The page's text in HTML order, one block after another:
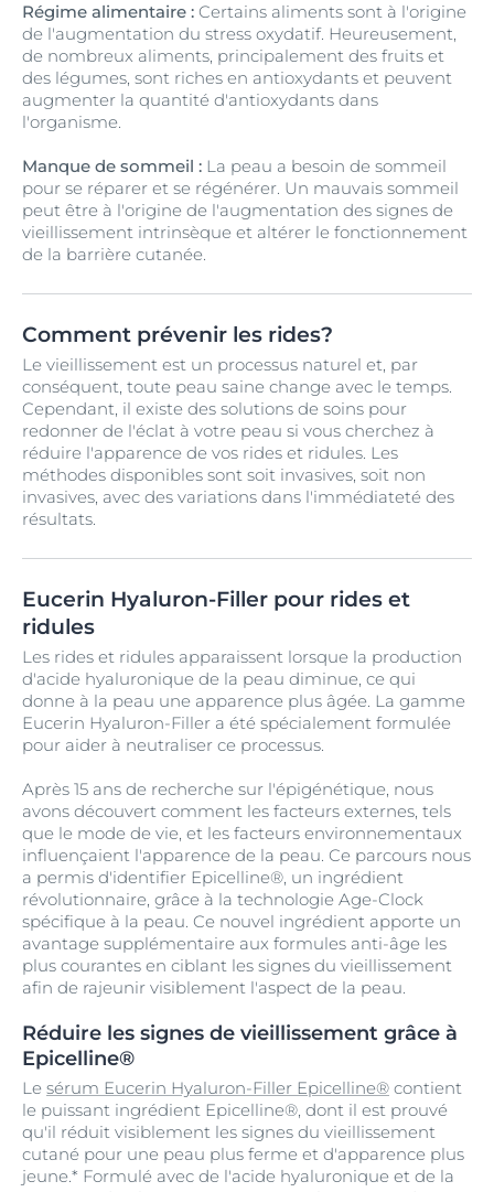
Régime alimentaire : Certains aliments sont à l'origine
de l'augmentation du stress oxydatif. Heureusement,
de nombreux aliments, principalement des fruits et
des légumes, sont riches en antioxydants et peuvent
augmenter la quantité d'antioxydants dans
l'organisme.
Manque de sommeil : La peau a besoin de sommeil
pour se réparer et se régénérer. Un mauvais sommeil
peut être à l'origine de l'augmentation des signes de
vieillissement intrinsèque et altérer le fonctionnement
de la barrière cutanée.
Comment prévenir les rides?
Le vieillissement est un processus naturel et, par
conséquent, toute peau saine change avec le temps.
Cependant, il existe des solutions de soins pour
redonner de l'éclat à votre peau si vous cherchez à
réduire l'apparence de vos rides et ridules. Les
méthodes disponibles sont soit invasives, soit non
invasives, avec des variations dans l'immédiateté des
résultats.
Eucerin Hyaluron-Filler pour rides et
ridules
Les rides et ridules apparaissent lorsque la production
d'acide hyaluronique de la peau diminue, ce qui
donne à la peau une apparence plus âgée. La gamme
Eucerin Hyaluron-Filler a été spécialement formulée
pour aider à neutraliser ce processus.
Après 15 ans de recherche sur l'épigénétique, nous
avons découvert comment les facteurs externes, tels
que le mode de vie, et les facteurs environnementaux
influençaient l'apparence de la peau. Ce parcours nous
a permis d'identifier Epicelline®, un ingrédient
révolutionnaire, grâce à la technologie Age-Clock
spécifique à la peau. Ce nouvel ingrédient apporte un
avantage supplémentaire aux formules anti-âge les
plus courantes en ciblant les signes du vieillissement
afin de rajeunir visiblement l'aspect de la peau.
Réduire les signes de vieillissement grâce à
Epicelline®
Le sérum Eucerin Hyaluron-Filler Epicelline® contient
le puissant ingrédient Epicelline®, dont il est prouvé
qu'il réduit visiblement les signes du vieillissement
cutané pour une peau plus ferme et d'apparence plus
jeune.* Formulé avec de l'acide hyaluronique et de la